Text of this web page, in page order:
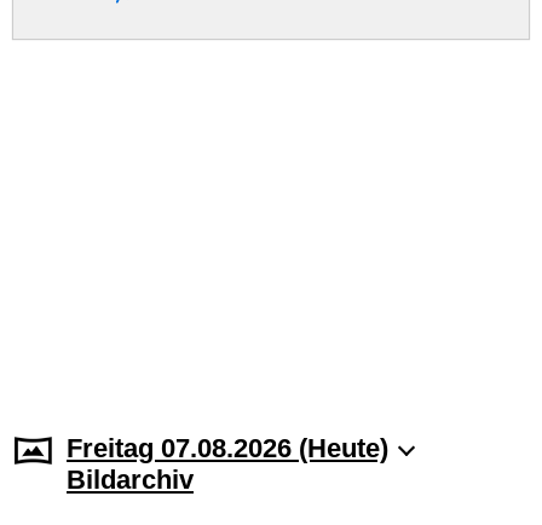
Freitag 07.08.2026 (Heute)
Bildarchiv